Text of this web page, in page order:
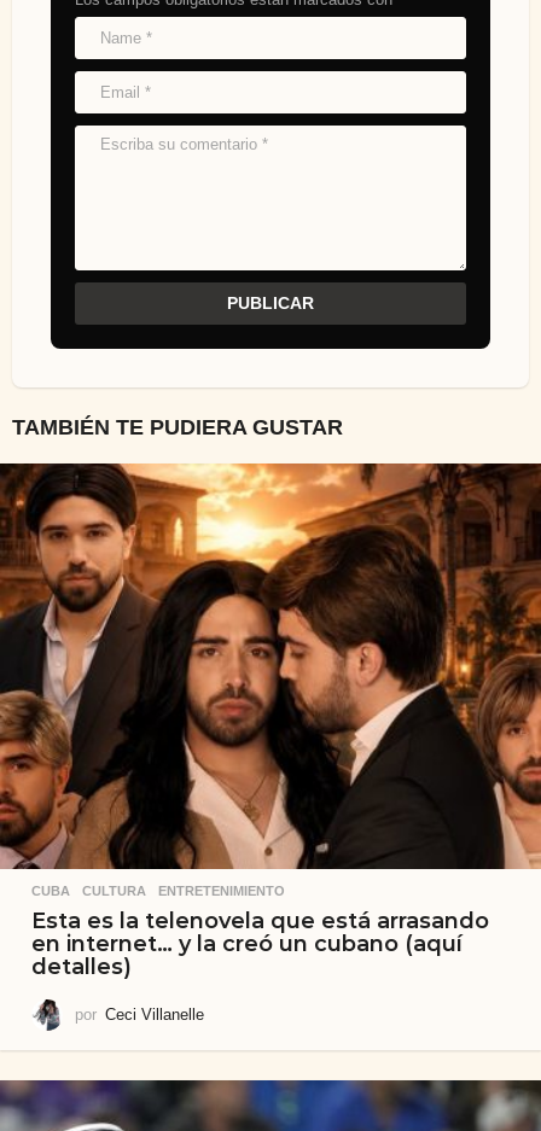
TAMBIÉN TE PUDIERA GUSTAR
CUBA ,CULTURA ,ENTRETENIMIENTO
Esta es la telenovela que está arrasando
en internet… y la creó un cubano (aquí
detalles)
por Ceci Villanelle